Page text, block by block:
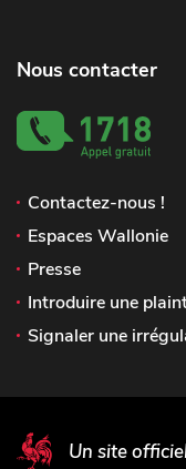
Nous contacter
Contactez-nous !
Espaces Wallonie
Presse
Introduire une
Signaler une
Un site